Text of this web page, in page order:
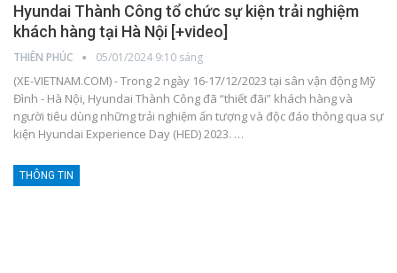
Hyundai Thành Công tổ chức sự kiện trải nghiệm
khách hàng tại Hà Nội [+video]
THIÊN PHÚC 05/01/2024 9:10 sáng
(XE-VIETNAM.COM) - Trong 2 ngày 16-17/12/2023 tại sân vận động Mỹ
Đình - Hà Nội, Hyundai Thành Công đã “thiết đãi” khách hàng và
người tiêu dùng những trải nghiệm ấn tượng và độc đáo thông qua sự
kiện Hyundai Experience Day (HED) 2023. …
THÔNG TIN